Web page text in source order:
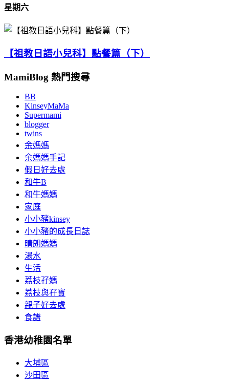
星期六
【祖教日語小兒科】點餐篇（下）
MamiBlog 熱門搜尋
BB
KinseyMaMa
Supermami
blogger
twins
余媽媽
余媽媽手記
假日好去處
和牛B
和牛媽媽
家庭
小小豬kinsey
小小豬的成長日誌
晴朗媽媽
湯水
生活
荔枝孖媽
荔枝與孖寶
親子好去處
食譜
香港幼稚園名單
大埔區
沙田區